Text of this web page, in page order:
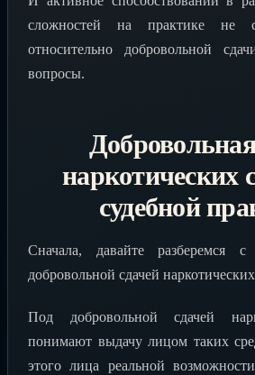
сложностей на практике не
относительно добровольной
вопросы.
наркотических
судебной
Сначала, давайте разберемся
добровольной сдачей
Под добровольной сдачей
понимают выдачу лицом таких
этого лица реальной